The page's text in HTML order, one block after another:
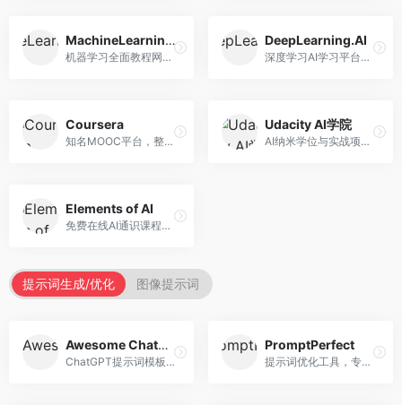
MachineLearningMastery
机器学习全面教程网站，专注于实用技能教学。面向开发者，提供机器学习算法、Python实现、项目实战等教程，实用性强。
DeepLearning.AI
深度学习AI学习平台，由吴恩达创立。面向AI学习者，提供深度学习专项课程、AI新闻、技术社区等资源，课程质量权威。
Coursera
知名MOOC平台，整合全球顶尖大学课程资源。面向学习者，提供AI、机器学习、深度学习等课程，证书认可度高，课程质量专业。
Udacity AI学院
AI纳米学位与实战项目平台，专注于职业导向学习。面向AI从业者，提供机器学习、深度学习、计算机视觉等纳米学位，项目实战性强。
Elements of AI
免费在线AI通识课程，专注于AI基础知识普及。面向普通大众，提供AI概念、原理、应用等入门知识，语言通俗易懂。
提示词生成/优化 图像提示词
Awesome ChatGPT Prompts
ChatGPT提示词模板库，专注于实用提示词收集。面向ChatGPT用户，提供提示词模板、使用场景、效果展示等资源，模板实用性强。
PromptPerfect
提示词优化工具，专注于提示词质量提升。面向AI用户，提供提示词优化、效果测试、版本对比等服务，提示词优化专业。